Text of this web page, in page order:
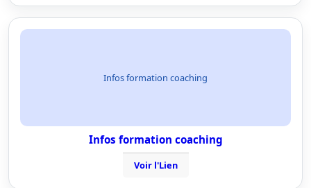
Infos formation coaching
Infos formation coaching
Voir l'Lien